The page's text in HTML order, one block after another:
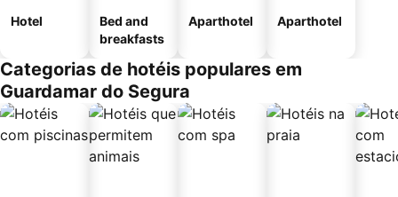
Hotel
Bed and
breakfasts
Aparthotel Aparthotel
Categorias de hotéis populares em
Guardamar do Segura